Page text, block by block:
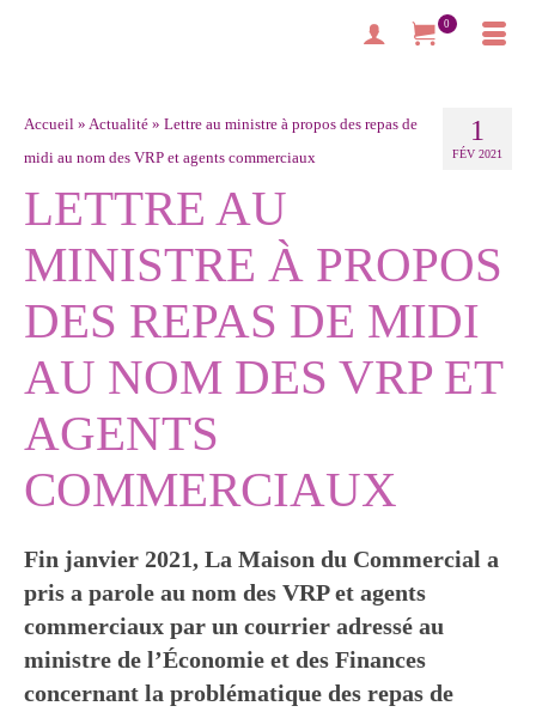
0
1
FÉV 2021
Accueil » Actualité » Lettre au ministre à propos des repas de
midi au nom des VRP et agents commerciaux
LETTRE AU
MINISTRE À PROPOS
DES REPAS DE MIDI
AU NOM DES VRP ET
AGENTS
COMMERCIAUX
Fin janvier 2021, La Maison du Commercial a
pris a parole au nom des VRP et agents
commerciaux par un courrier adressé au
ministre de l’Économie et des Finances
concernant la problématique des repas de